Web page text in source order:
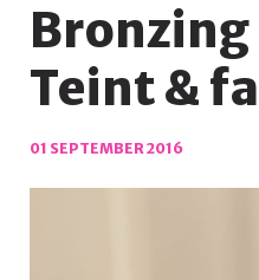
Teint &
01 SEPTEMBER 2016